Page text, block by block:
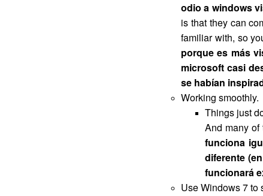
odio a windows
is that they can
familiar with, so
porque es más
microsoft casi
se habían
Working smoothly.
Things just
And many
funciona
diferente
funcionará
Use Windows 7 to